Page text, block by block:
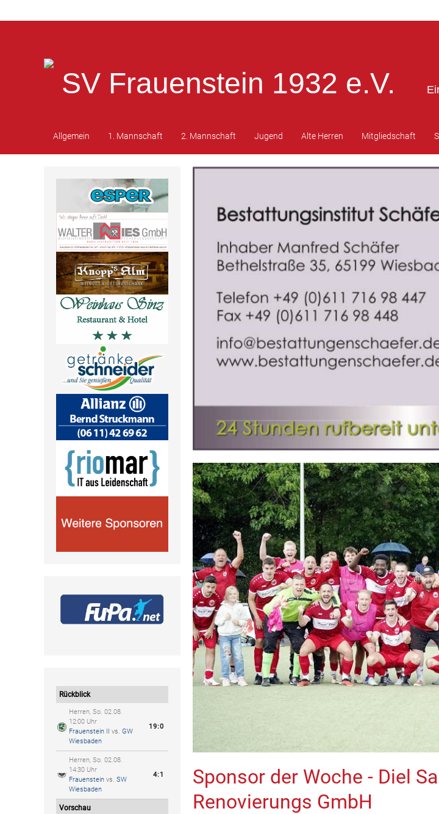
SV Frauenstein 1932 e.V.
Allgemein 1. Mannschaft 2. Mannschaft Jugend Alte Herren Mitgliedschaft
Rückblick
Herren, So. 02.08.
12:00 Uhr
Frauenstein II
vs. GW
Wiesbaden
19:0
Herren, So. 02.08.
14:30 Uhr
Frauenstein vs. SW
Wiesbaden
4:1
Vorschau
Sponsor der Woche - Diel
Renovierungs GmbH